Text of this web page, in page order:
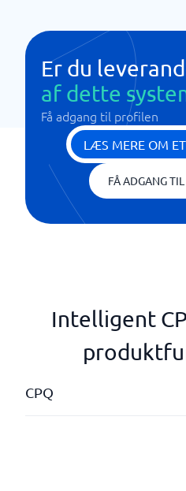
Er du
af dette
Få adgang til profilen
LÆS MERE OM
FÅ ADGANG
Intelligent
CPQ